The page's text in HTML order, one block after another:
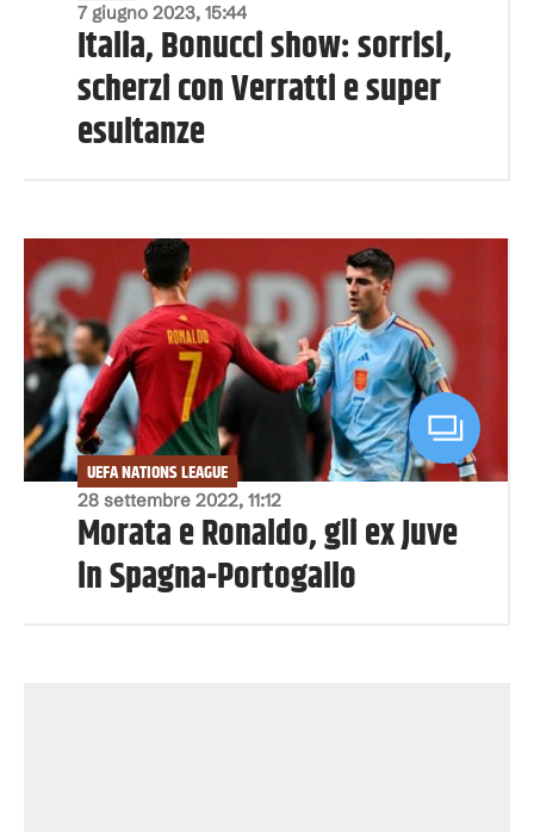
7 giugno 2023, 15:44
Italia, Bonucci show: sorrisi,
scherzi con Verratti e super
esultanze
28 settembre 2022, 11:12
UEFA NATIONS LEAGUE
Morata e Ronaldo, gli ex Juve
in Spagna-Portogallo